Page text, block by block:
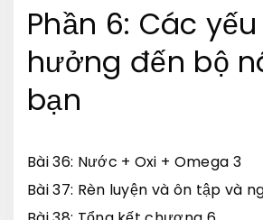
Phần 6: Các
hưởng đến bộ
bạn
Bài 36: Nước + Oxi + Omega 3
Bài 37: Rèn luyện và ôn tập và